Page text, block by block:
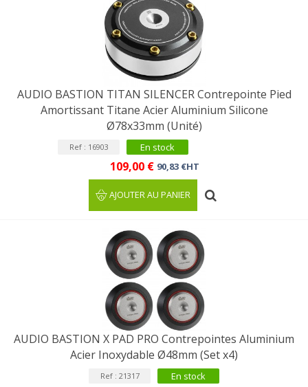
AUDIO BASTION TITAN SILENCER Contrepointe Pied
Amortissant Titane Acier Aluminium Silicone
Ø78x33mm (Unité)
Ref : 16903 En stock
109,00 € 90,83 €HT
AJOUTER AU PANIER
AUDIO BASTION X PAD PRO Contrepointes Aluminium
Acier Inoxydable Ø48mm (Set x4)
Ref : 21317 En stock